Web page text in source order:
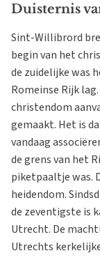
Duisternis
Sint-Willibrord
begin van het
de zuidelijke was
Romeinse Rijk
christendom
gemaakt. Het is
vandaag
de grens van het
piketpaaltje was.
heidendom.
de zeventigste is
Utrecht. De
Utrechts